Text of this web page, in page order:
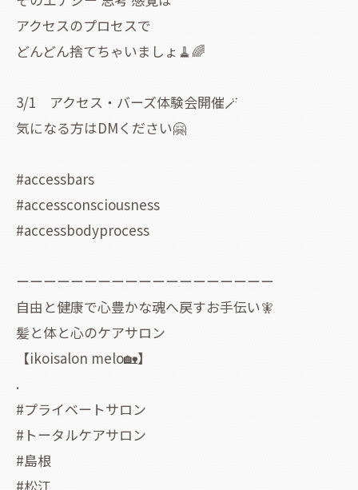
アクセスのプロセスで
どんどん捨てちゃいましょ🧹🌈
3/1 アクセス・バーズ体験会開催🪄
気になる方はDMください🤗
#accessbars
#accessconsciousness
#accessbodyprocess
ーーーーーーーーーーーーーーーーーーー
自由と健康で心豊かな魂へ戻すお手伝い🧚
髪と体と心のケアサロン
【ikoisalon melo🏡】
.
#プライベートサロン
#トータルケアサロン
#島根
#松江